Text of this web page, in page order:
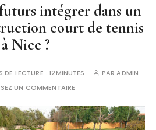
intégrer dans un
court de tennis
à Nice ?
DE LECTURE :12MINUTES PARADMIN
UN COMMENTAIRE